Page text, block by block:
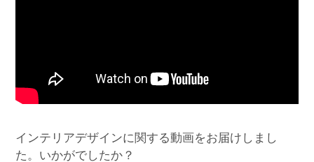
インテリアデザインに関する動画をお届けしまし
た。いかがでしたか？